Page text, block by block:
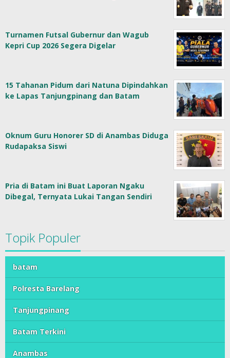
Turnamen Futsal Gubernur dan Wagub
Kepri Cup 2026 Segera Digelar
15 Tahanan Pidum dari Natuna Dipindahkan
ke Lapas Tanjungpinang dan Batam
Oknum Guru Honorer SD di Anambas Diduga
Rudapaksa Siswi
Pria di Batam ini Buat Laporan Ngaku
Dibegal, Ternyata Lukai Tangan Sendiri
Topik Populer
batam
Polresta Barelang
Tanjungpinang
Batam Terkini
Anambas